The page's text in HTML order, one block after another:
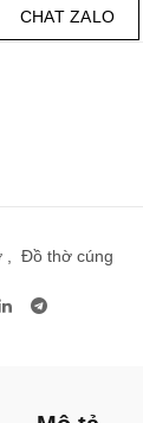
CHAT ZALO
, Đồ thờ cúng